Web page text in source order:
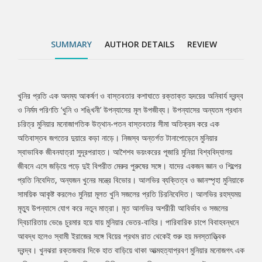
রাত থেকেই শুরু হয় মনস্তাত্ত্বিক দ্বন্দ্ব। খুনঝরা রক্তজবার দিকে হাত বাড়িয়ে
এক বাস্তবতার সন্ধান দিতে সক্ষম।
SUMMARY AUTHOR DETAILS REVIEW
Tab
Article
খুনির প্রতি এক অদম্য আকর্ষণ ও বাস্তবতার কশাঘাতে রক্তাক্ত হৃদয়ের অনিবার্য দ্বন্দ্ব
ও নির্মম পরিণতি ‘খুনি ও শঙ্খিনী’ উপন্যাসের মূল উপজীব্য। উপন্যাসের অন্যতম প্রধান
চরিত্র মুনিয়ার মনোজাগতিক উত্থান-পতন বাস্তবতার সীমা অতিক্রম করে এক
অতিবাস্তব জগতের দুয়ারে কড়া নাড়ে। নিজস্ব অন্তর্গত টানাপোড়েনে মুনিয়ার
স্বাভাবিক জীবনযাত্রা সুদূরপরাহত। আশৈশব ভয়ংকরের পূজারি মুনিয়া বিশ্ববিদ্যালয়
জীবনে এসে জড়িয়ে পড়ে দুই বিপরীত মেরুর পুরুষের সঙ্গে। যাদের একজন জ্ঞান ও শিল্পের
প্রতি নিবেদিত, অন্যজন খুনের মন্ত্রে বিভোর। আলভির ব্যক্তিত্ব ও জ্ঞানস্পৃহা মুনিয়াকে
সাময়িক আকৃষ্ট করলেও মুনিয়া মূলত খুনি সজলের প্রতি চিরনিবেদিত। আলভির রহস্যময়
মৃত্যু উপন্যাসে যোগ করে নতুন মাত্রা। মৃত আলভির অশরীরী আবির্ভাব ও সজলের
দ্বিচারিতায় ভেঙে চুরমার হয়ে যায় মুনিয়ার ভেতর-বাহির। পারিবারিক চাপে বিবাহবন্ধনে
আবদ্ধ হলেও স্বামী ইরাজের সঙ্গে বিয়ের প্রথম রাত থেকেই শুরু হয় মনস্তাত্ত্বিক
দ্বন্দ্ব। খুনঝরা রক্তজবার দিকে হাত বাড়িয়ে থাকা আত্মহত্যাপ্রবণ মুনিয়ার মনোজগৎ এক